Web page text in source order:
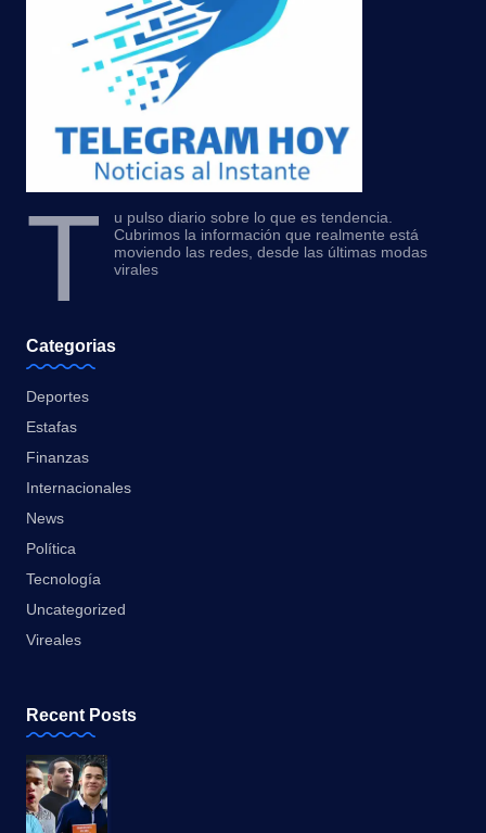
T
u pulso diario sobre lo que es tendencia.
Cubrimos la información que realmente está
moviendo las redes, desde las últimas modas
virales
Categorias
Deportes
Estafas
Finanzas
Internacionales
News
Política
Tecnología
Uncategorized
Vireales
Recent Posts